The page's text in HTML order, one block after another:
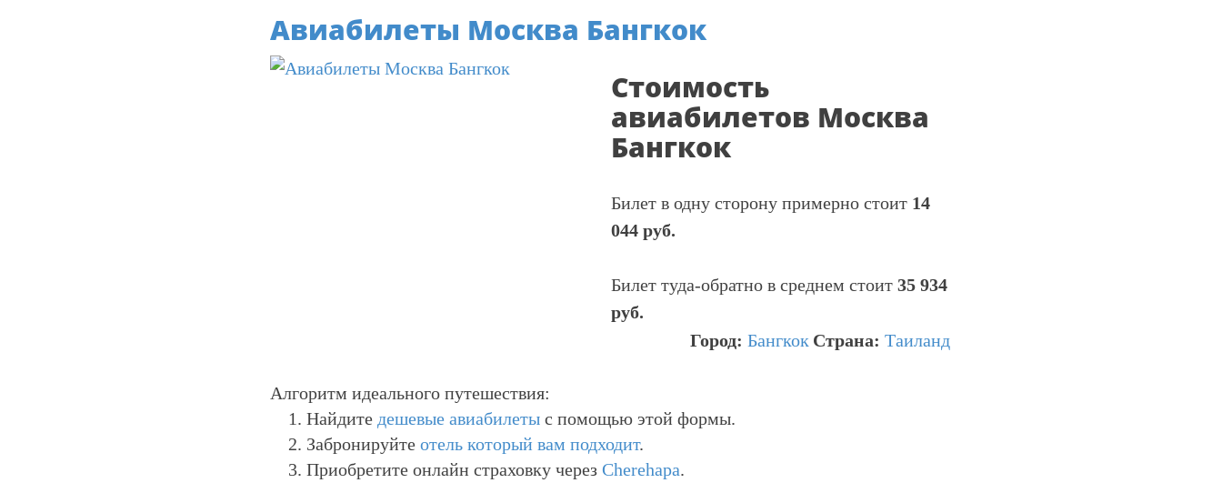
Авиабилеты Москва Бангкок
Стоимость
авиабилетов Москва
Бангкок
Билет в одну сторону примерно стоит 14
044 руб.
Билет туда-обратно в среднем стоит 35 934
руб.
Страна: Таиланд
Город: Бангкок
Алгоритм идеального путешествия:
Найдите дешевые авиабилеты с помощью этой формы.
Забронируйте отель который вам подходит.
Приобретите онлайн страховку через Cherehapa.